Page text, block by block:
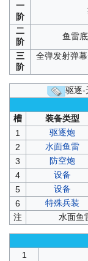
一
阶
二
阶
鱼雷
三
阶
全弹发射弹
驱逐-
槽
装备类型
1
驱逐炮
2
水面鱼雷
3
防空炮
4
设备
5
设备
6
特殊兵装
注
水面鱼
1